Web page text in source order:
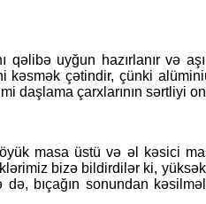
qəlibə uyğun hazırlanır və
kəsmək çətindir, çünki
daşlama çarxlarının sərtliyi
masa üstü və əl kəsici
bizə bildirdilər ki,
bıçağın sonundan